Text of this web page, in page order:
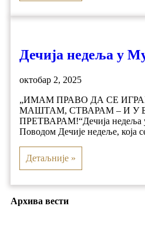
Дечија недеља у
октобар 2, 2025
„ИМАМ ПРАВО ДА СЕ
МАШТАМ, СТВАРАМ – И У
ПРЕТВАРАМ!“Дечија недеља
Поводом Дечије недеље, која
Детаљније »
Архива вести